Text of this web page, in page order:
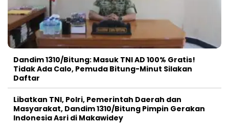
Dandim 1310/Bitung: Masuk TNI AD 100% Gratis!
Tidak Ada Calo, Pemuda Bitung-Minut Silakan
Daftar
Libatkan TNI, Polri, Pemerintah Daerah dan
Masyarakat, Dandim 1310/Bitung Pimpin Gerakan
Indonesia Asri di Makawidey